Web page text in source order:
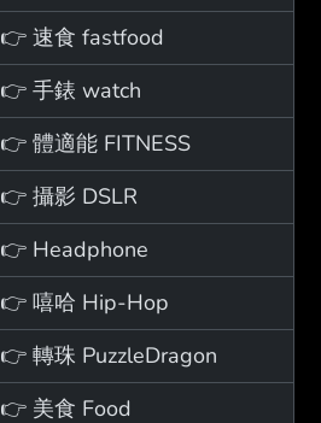
👉 速食 fastfood
👉 手錶 watch
👉 體適能 FITNESS
👉 攝影 DSLR
👉 Headphone
👉 嘻哈 Hip-Hop
👉 轉珠 PuzzleDragon
👉 美食 Food